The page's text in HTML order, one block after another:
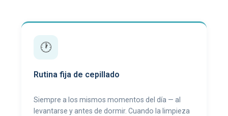
🕐
Rutina fija de cepillado
Siempre a los mismos momentos del día — al
levantarse y antes de dormir. Cuando la limpieza